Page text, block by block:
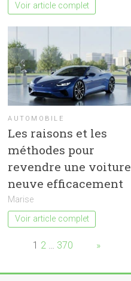
Voir article complet
AUTOMOBILE
Les raisons et les
méthodes pour
revendre une voiture
neuve efficacement
Marise
Voir article complet
Page:1 2 … 370 »